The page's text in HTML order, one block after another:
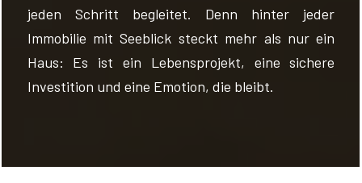
jeden Schritt begleitet. Denn hinter jeder
Immobilie mit Seeblick steckt mehr als nur ein
Haus: Es ist ein Lebensprojekt, eine sichere
Investition und eine Emotion, die bleibt.